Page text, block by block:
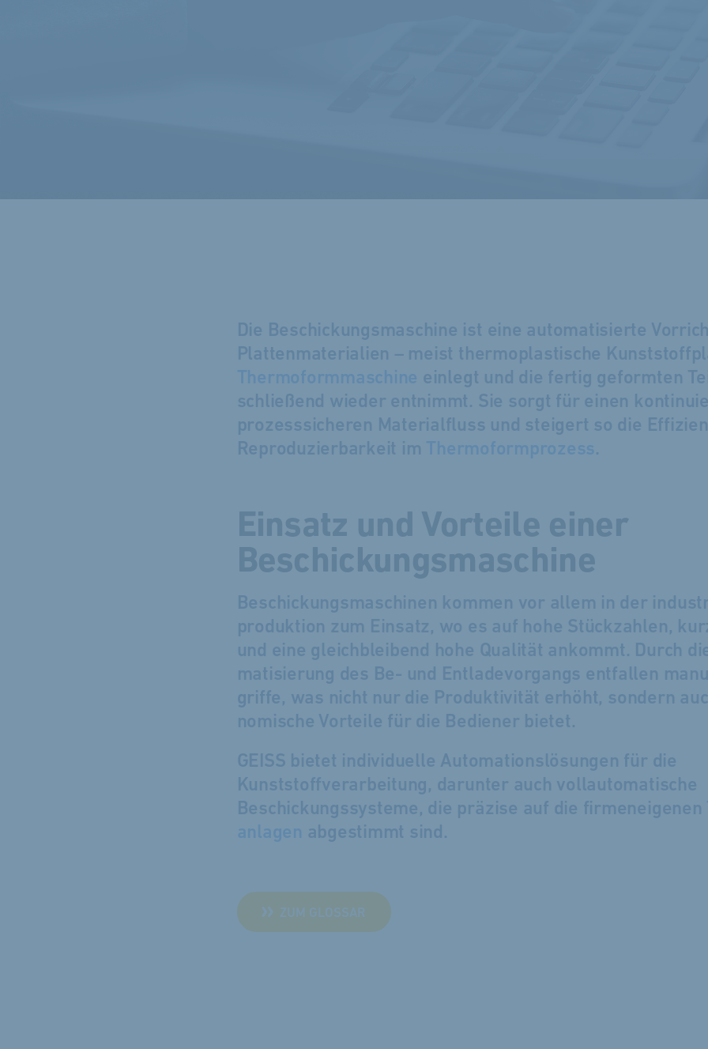
Die Beschickungs­maschine ist eine auto­matisierte
Platten­materialien – meist thermo­plastische
Thermo­form­maschine ein­legt und die fertig ge­formten
schließend wieder ent­nimmt. Sie sorgt für einen
prozess­sicheren Material­fluss und steigert so die
Reproduzier­barkeit im Thermo­form­prozess.
Ein­satz und Vor­teile einer
Beschickungs­­maschine
Beschickungs­maschinen kommen vor allem in der
produktion zum Einsatz, wo es auf hohe Stück­zahlen,
und eine gleich­bleibend hohe Qualität an­kommt. Durch
matisierung des Be- und Ent­lade­vor­gangs ent­fallen
griffe, was nicht nur die Produktivität erhöht, sondern
nomische Vor­teile für die Bediener bietet.
GEISS bietet individuelle Automationslösungen für die
Kunststoffverarbeitung, darunter auch vollautomatische
Beschickungssysteme, die präzise auf die firmeneigenen
anlagen abgestimmt sind.
ZUM GLOSSAR